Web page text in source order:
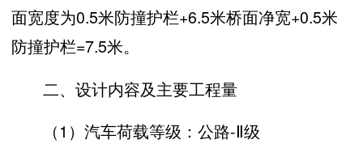
面宽度为0.5米防撞护栏+6.5米桥面净宽+0.5米
防撞护栏=7.5米。
二、设计内容及主要工程量
（1）汽车荷载等级：公路-Ⅱ级